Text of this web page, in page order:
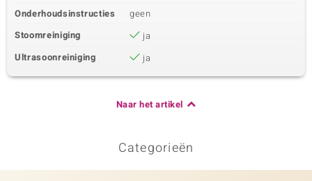
Onderhoudsinstructies
geen
Stoomreiniging
ja
Ultrasoonreiniging
ja
Naar het artikel
Categorieën